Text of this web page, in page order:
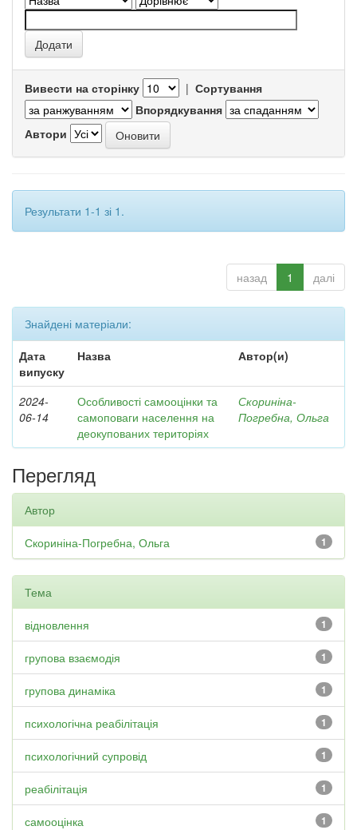
Вивести на сторінку | Сортування
Впорядкування
Автори
Результати 1-1 зі 1.
назад 1 далі
Знайдені матеріали:
Дата
випуску
Назва Автор(и)
2024-
06-14
Особливості самооцінки та
самоповаги населення на
деокупованих територіях
Скориніна-
Погребна, Ольга
Перегляд
Автор
1
Скориніна-Погребна, Ольга
Тема
1
відновлення
1
групова взаємодія
1
групова динаміка
1
психологічна реабілітація
1
психологічний супровід
1
реабілітація
1
самооцінка